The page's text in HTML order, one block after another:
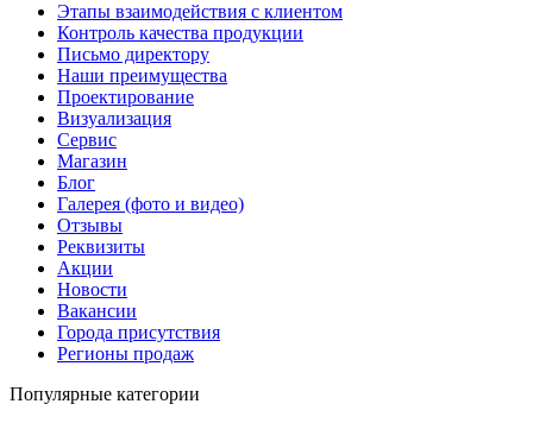
Этапы взаимодействия с клиентом
Контроль качества продукции
Письмо директору
Наши преимущества
Проектирование
Визуализация
Сервис
Магазин
Блог
Галерея (фото и видео)
Отзывы
Реквизиты
Акции
Новости
Вакансии
Города присутствия
Регионы продаж
Популярные категории